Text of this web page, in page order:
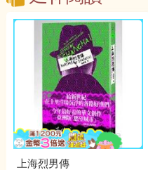
上海烈男傳